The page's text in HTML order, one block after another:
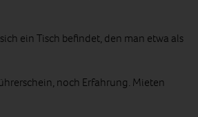
ein Tisch befindet, den man etwa als
noch Erfahrung. Mieten